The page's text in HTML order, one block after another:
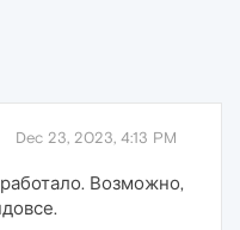
Dec 23, 2023, 4:13 PM
Возможно,